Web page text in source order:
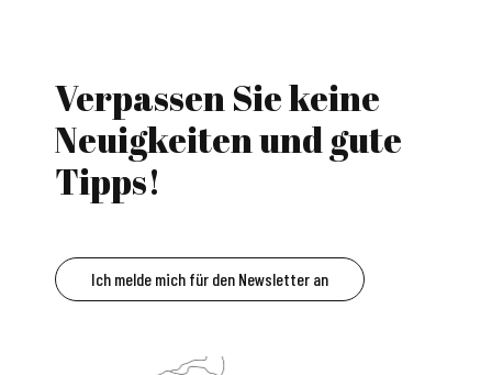
Verpassen Sie keine
Neuigkeiten und gute
Tipps!
Ich melde mich für den Newsletter an